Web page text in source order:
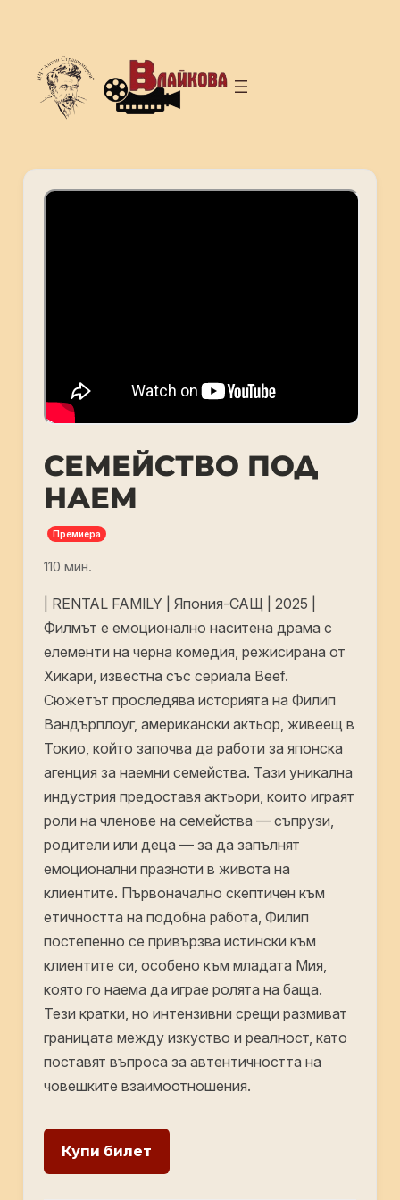
СЕМЕЙСТВО ПОД
НАЕМ
Премиера
110 мин.
| RENTAL FAMILY | Япония-САЩ | 2025 |
Филмът е емоционално наситена драма с
елементи на черна комедия, режисирана от
Хикари, известна със сериала Beef.
Сюжетът проследява историята на Филип
Вандърплоуг, американски актьор, живеещ в
Токио, който започва да работи за японска
агенция за наемни семейства. Тази уникална
индустрия предоставя актьори, които играят
роли на членове на семейства — съпрузи,
родители или деца — за да запълнят
емоционални празноти в живота на
клиентите. Първоначално скептичен към
етичността на подобна работа, Филип
постепенно се привързва истински към
клиентите си, особено към младата Мия,
която го наема да играе ролята на баща.
Тези кратки, но интензивни срещи размиват
границата между изкуство и реалност, като
поставят въпроса за автентичността на
човешките взаимоотношения.
Купи билет